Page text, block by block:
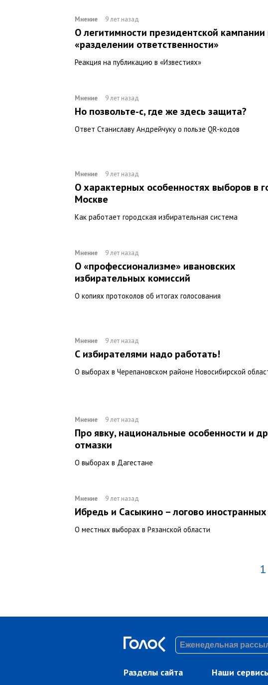
Мнение 9 лет назад
О легитимности президентской кампании
«разделении ответственности»
Реакция на публикацию в «Известиях»
Мнение 9 лет назад
Но позвольте-с, где же здесь защита?
Ответ Станиславу Андрейчуку о пользе QR-кодов
Мнение 9 лет назад
О характерных особенностях выборов в
Москве
Как работает городская избирательная система
Мнение 9 лет назад
О «профессионализме» ивановских
избирательных комиссий
О копиях протоколов об итогах голосования
Мнение 9 лет назад
С избирателями надо работать!
О выборах в Черепановском районе Новосибирской
Мнение 9 лет назад
Про явку, национальные особенности и
отмазки
О выборах в Дагестане
Мнение 9 лет назад
Ибредь и Сасыкино – логово иностранных
О местных выборах в Рязанской области
1
Разделы сайта Наши